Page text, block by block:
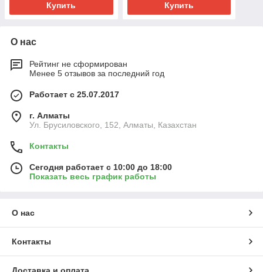
Купить Купить
О нас
Рейтинг не сформирован
Менее 5 отзывов за последний год
Работает с 25.07.2017
г. Алматы
Ул. Брусиловского, 152, Алматы, Казахстан
Контакты
Сегодня работает с 10:00 до 18:00
Показать весь график работы
О нас
Контакты